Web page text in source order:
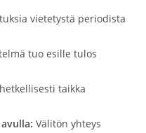
vietetystä periodista
tuo esille tulos
taikka
Välitön yhteys